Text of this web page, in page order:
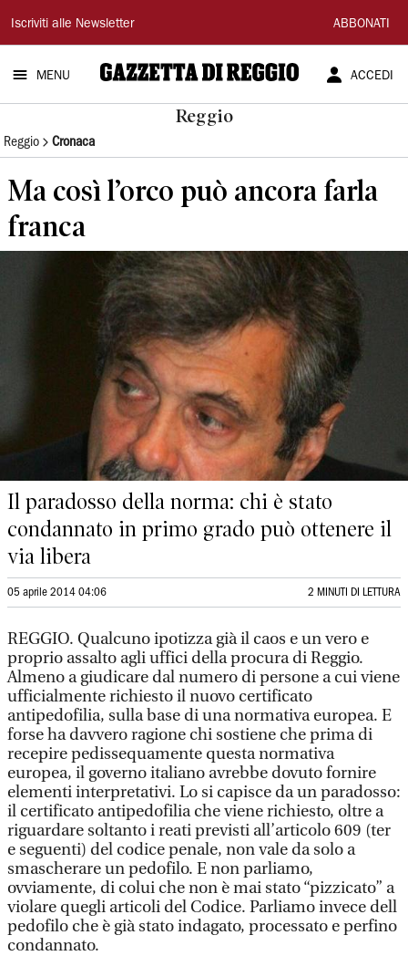
Gazzetta
di
Reggio
Iscriviti alle Newsletter ABBONATI
MENU ACCEDI
Reggio
Reggio Cronaca
Ma così l’orco può ancora farla
franca
Il paradosso della norma: chi è stato
condannato in primo grado può ottenere il
via libera
05 aprile 2014 04:06 2 MINUTI DI LETTURA
REGGIO. Qualcuno ipotizza già il caos e un vero e
proprio assalto agli uffici della procura di Reggio.
Almeno a giudicare dal numero di persone a cui viene
ufficialmente richiesto il nuovo certificato
antipedofilia, sulla base di una normativa europea. E
forse ha davvero ragione chi sostiene che prima di
recepire pedissequamente questa normativa
europea, il governo italiano avrebbe dovuto fornire
elementi interpretativi. Lo si capisce da un paradosso:
il certificato antipedofilia che viene richiesto, oltre a
riguardare soltanto i reati previsti all’articolo 609 (ter
e seguenti) del codice penale, non vale da solo a
smascherare un pedofilo. E non parliamo,
ovviamente, di colui che non è mai stato “pizzicato” a
violare quegli articoli del Codice. Parliamo invece dell
pedofilo che è già stato indagato, processato e perfino
condannato.